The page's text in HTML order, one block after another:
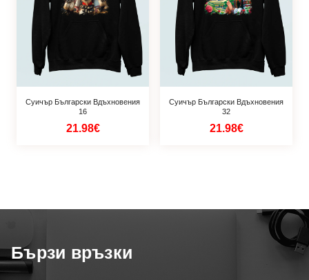
Суичър Български Вдъхновения
16
21.98€
Суичър Български Вдъхновения
32
21.98€
Бързи връзки